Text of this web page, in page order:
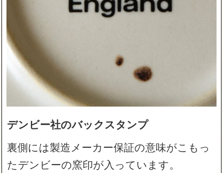
デンビー社のバックスタンプ
裏側には製造メーカー保証の意味がこもっ
たデンビーの窯印が入っています。